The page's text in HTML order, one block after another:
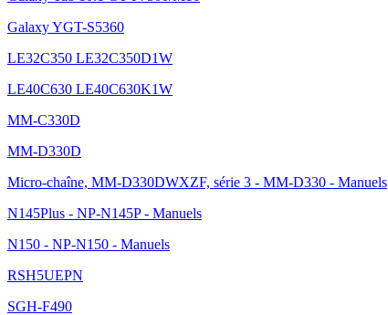
Galaxy YGT-S5360
LE32C350 LE32C350D1W
LE40C630 LE40C630K1W
MM-C330D
MM-D330D
Micro-chaîne, MM-D330DWXZF, série 3 - MM-D330 - Manuels
N145Plus - NP-N145P - Manuels
N150 - NP-N150 - Manuels
RSH5UEPN
SGH-F490